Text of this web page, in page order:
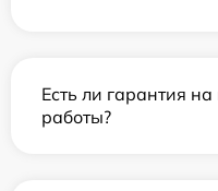
Есть ли гарантия
работы?